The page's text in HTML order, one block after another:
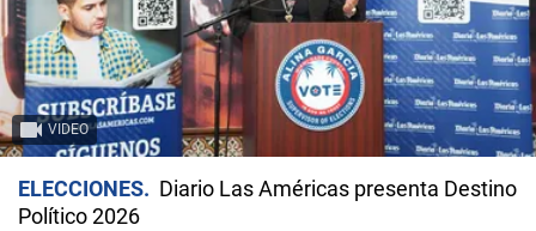
VIDEO
ELECCIONES
Diario Las Américas presenta Destino
Político 2026